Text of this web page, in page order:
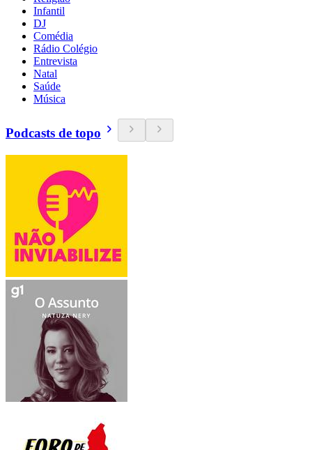
Infantil
DJ
Comédia
Rádio Colégio
Entrevista
Natal
Saúde
Música
Podcasts de topo